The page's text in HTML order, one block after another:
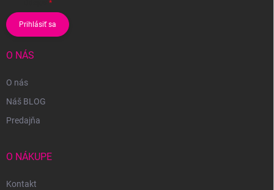
Prihlásiť sa
O NÁS
O nás
Náš BLOG
Predajňa
O NÁKUPE
Kontakt